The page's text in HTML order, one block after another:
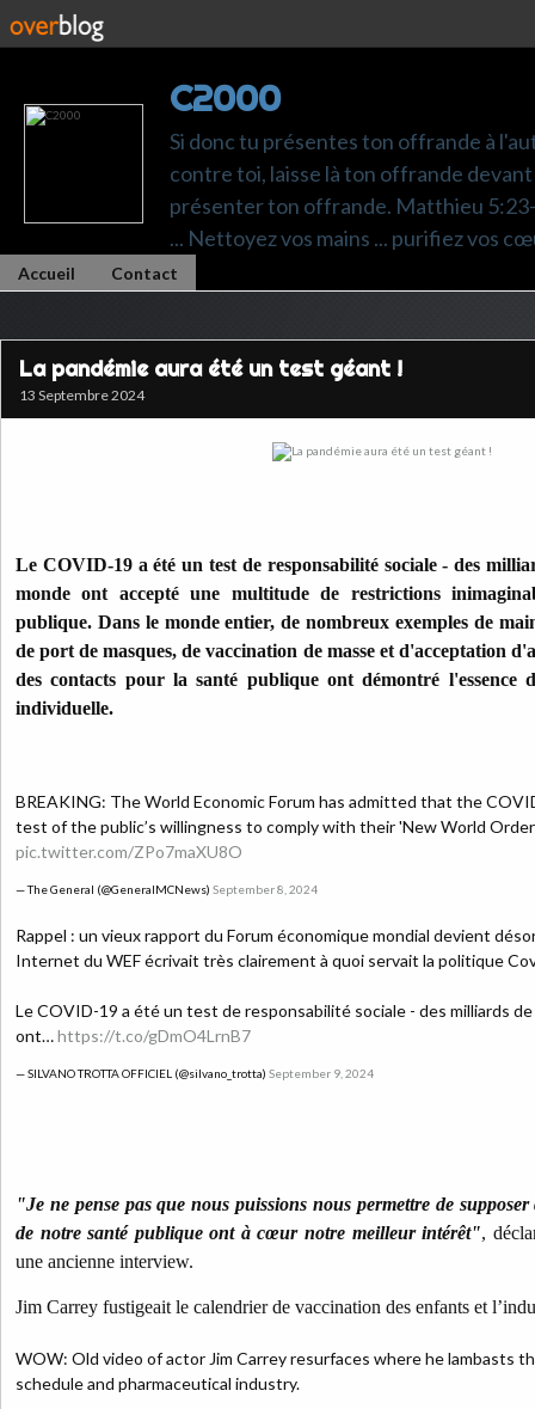
C2000
Si donc tu présentes ton offrande à
contre toi, laisse là ton offrande
présenter ton offrande. Matthieu 5:23-
... Nettoyez vos mains ... purifiez vos
Accueil Contact
La pandémie aura été un test géant !
13 Septembre 2024
Le COVID-19 a été un test de responsabilité sociale - des
monde ont accepté une multitude de restrictions
publique. Dans le monde entier, de nombreux exemples de
de port de masques, de vaccination de masse et d'acceptation
des contacts pour la santé publique ont démontré l'essence
individuelle.
BREAKING: The World Economic Forum has admitted that the
test of the public’s willingness to comply with their 'New World
pic.twitter.com/ZPo7maXU8O
— The General (@GeneralMCNews) September 8, 2024
Rappel : un vieux rapport du Forum économique mondial devient
Internet du WEF écrivait très clairement à quoi servait la politique
Le COVID-19 a été un test de responsabilité sociale - des milliards
ont…https://t.co/gDmO4LrnB7
— SILVANO TROTTA OFFICIEL (@silvano_trotta) September 9, 2024
"Je ne pense pas que nous puissions nous permettre de supposer
de notre santé publique ont à cœur notre meilleur intérêt",
une ancienne interview.
Jim Carrey fustigeait le calendrier de vaccination des enfants et
WOW: Old video of actor Jim Carrey resurfaces where he lambasts
schedule and pharmaceutical industry.